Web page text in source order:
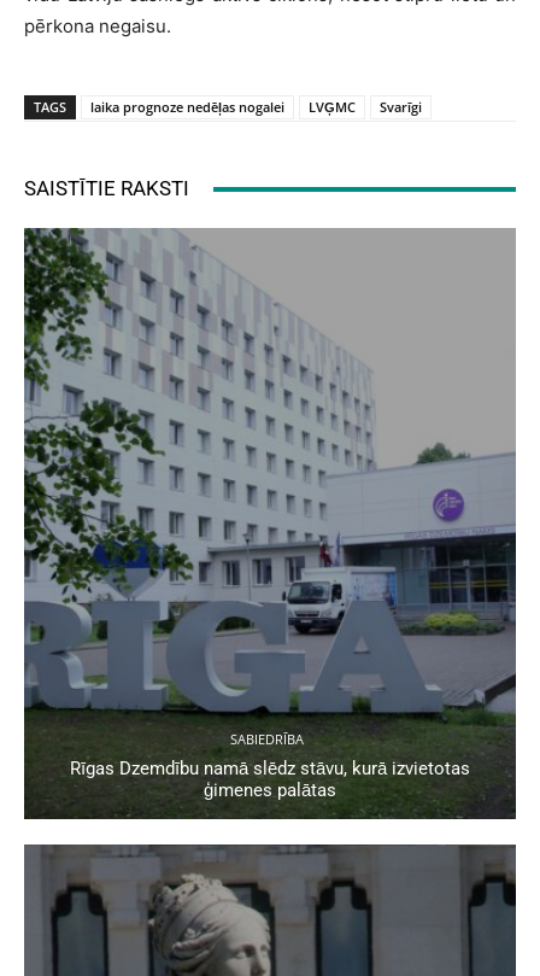
pērkona negaisu.
TAGS laika prognoze nedēļas nogalei LVĢMC Svarīgi
SAISTĪTIE RAKSTI
SABIEDRĪBA
Rīgas Dzemdību namā slēdz stāvu, kurā izvietotas
ģimenes palātas